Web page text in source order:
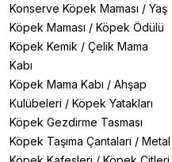
Konserve Köpek Maması / Yaş
Köpek Maması / Köpek Ödülü
Köpek Kemik / Çelik Mama
Kabı
Köpek Mama Kabı / Ahşap
Kulübeleri / Köpek Yatakları
Köpek Gezdirme Tasması
Köpek Taşıma Çantaları / Metal